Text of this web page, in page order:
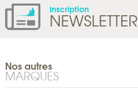
Inscription
NEWSLETTER
Nos autres
MARQUES